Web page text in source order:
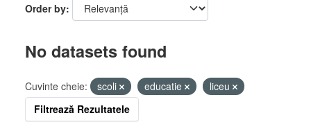
Order by
No datasets found
Cuvinte cheie: scoli educatie
liceu
Filtrează Rezultatele